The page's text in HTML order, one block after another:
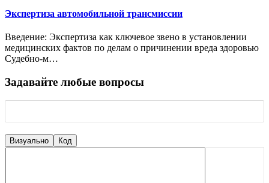
Экспертиза автомобильной трансмиссии
Введение: Экспертиза как ключевое звено в установлении
медицинских фактов по делам о причинении вреда здоровью
Судебно-м…
Задавайте любые вопросы
Визуально Код